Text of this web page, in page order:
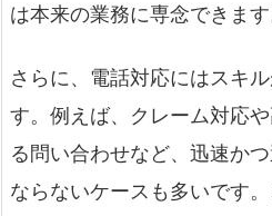
は本来の業務に専念できます
さらに、電話対応にはスキ
す。例えば、クレーム対応
る問い合わせなど、迅速か
ならないケースも多いです